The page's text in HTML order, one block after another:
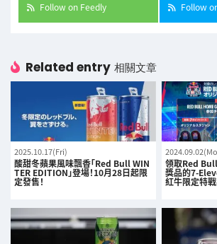
Follow on Feedly Follow
Related entry 相關文章
2025.10.17(Fri)
酸甜冬蘋果風味飄香「Red Bull WIN
TER EDITION」登場！10月28日起限
定發售！
領取Red
獎品的7-
紅牛限定特